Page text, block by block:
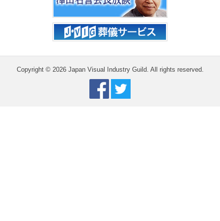
Copyright © 2026 Japan Visual Industry Guild. All rights reserved.